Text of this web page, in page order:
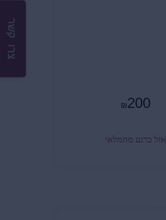
₪200
אזל כרגע מהמלאי
צרו קשר